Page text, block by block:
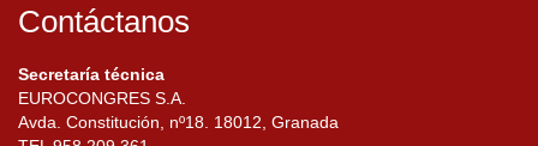
Contáctanos
Secretaría técnica
EUROCONGRES S.A.
Avda. Constitución, nº18. 18012, Granada